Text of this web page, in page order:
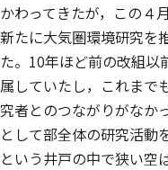
かわってきたが，この４
新たに大気圏環境研究を
た。10年ほど前の改組
属していたし，これまで
究者とのつながりがなか
として部全体の研究活動
という井戸の中で狭い空